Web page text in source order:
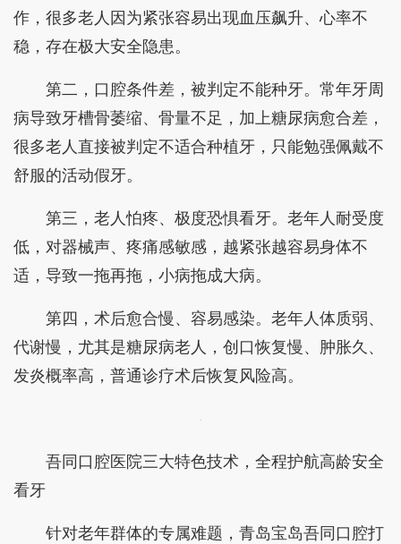
作，很多老人因为紧张容易出现血压飙升、心率不
稳，存在极大安全隐患。
第二，口腔条件差，被判定不能种牙。常年牙周
病导致牙槽骨萎缩、骨量不足，加上糖尿病愈合差，
很多老人直接被判定不适合种植牙，只能勉强佩戴不
舒服的活动假牙。
第三，老人怕疼、极度恐惧看牙。老年人耐受度
低，对器械声、疼痛感敏感，越紧张越容易身体不
适，导致一拖再拖，小病拖成大病。
第四，术后愈合慢、容易感染。老年人体质弱、
代谢慢，尤其是糖尿病老人，创口恢复慢、肿胀久、
发炎概率高，普通诊疗术后恢复风险高。
吾同口腔医院三大特色技术，全程护航高龄安全
看牙
针对老年群体的专属难题，青岛宝岛吾同口腔打